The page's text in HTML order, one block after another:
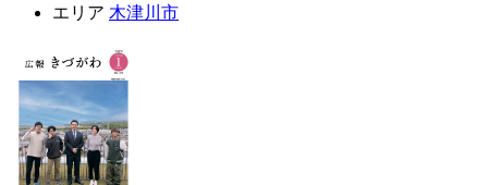
エリア 木津川市